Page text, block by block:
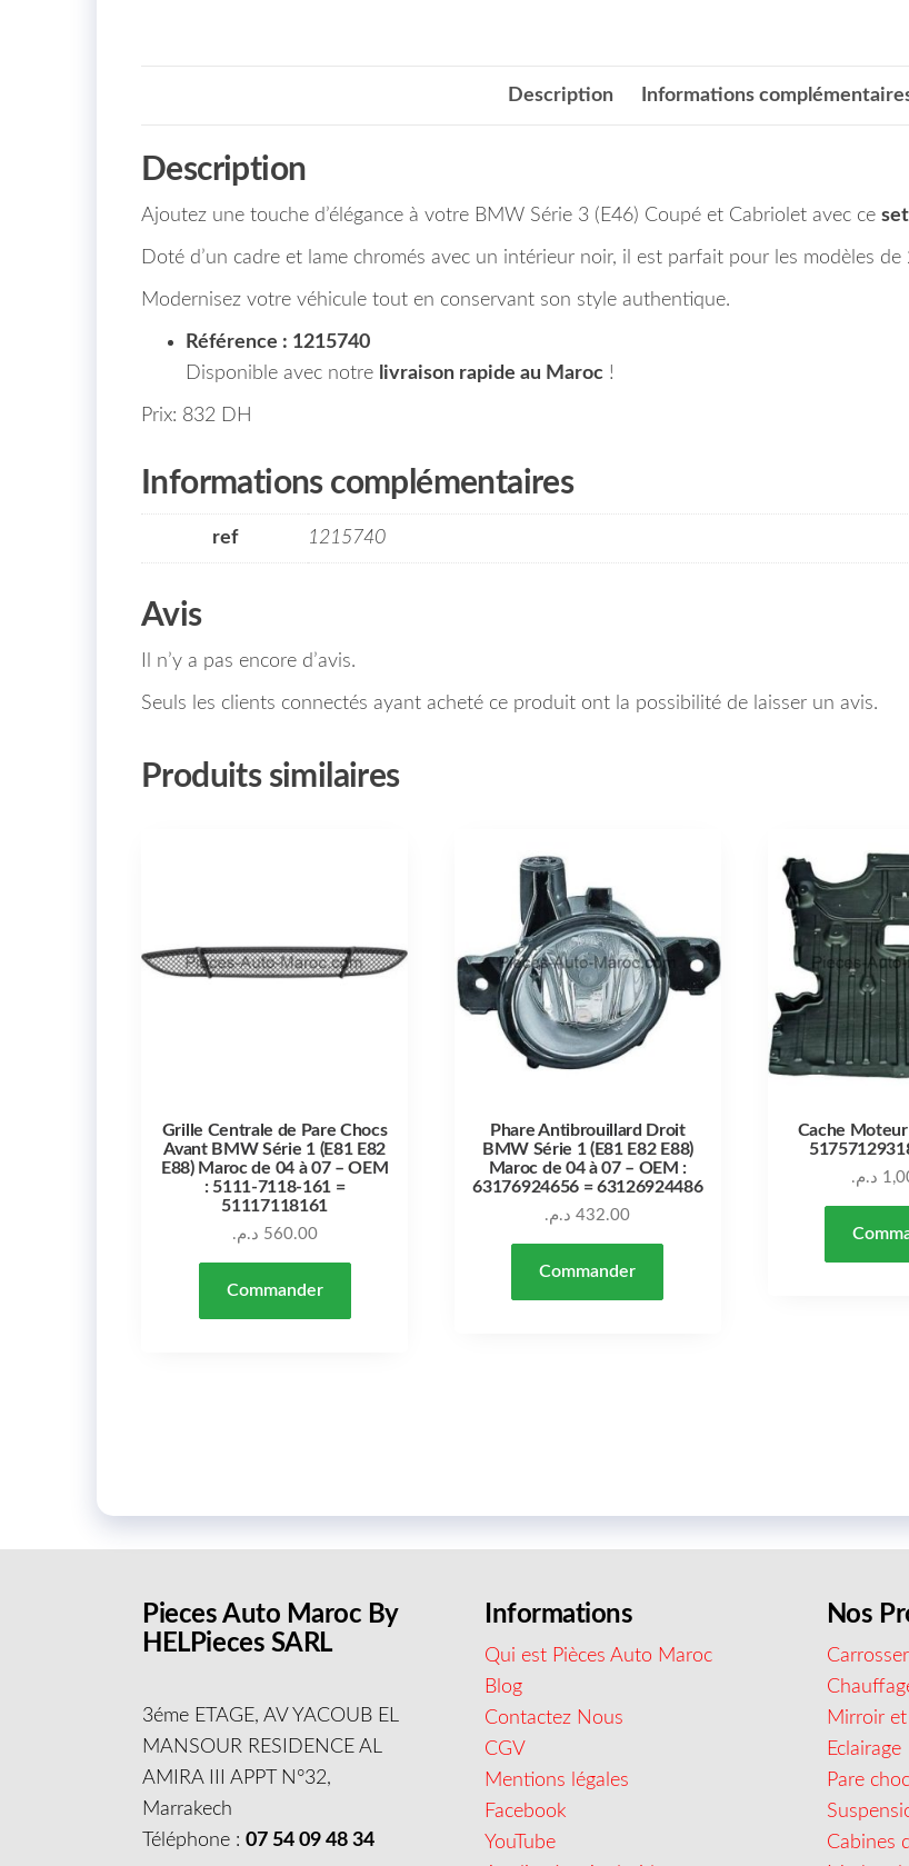
Description Informations
Description
Ajoutez une touche d’élégance à votre BMW Série 3 (E46) Coupé et Cabriolet avec ce
Doté d’un cadre et lame chromés avec un intérieur noir, il est parfait pour les modèles
Modernisez votre véhicule tout en conservant son style authentique.
Référence : 1215740
Disponible avec notre livraison rapide au Maroc !
Prix: 832 DH
Informations complémentaires
ref 1215740
Avis
Il n’y a pas encore d’avis.
Seuls les clients connectés ayant acheté ce produit ont la possibilité de laisser un avis.
Produits similaires
Grille Centrale de Pare Chocs
Avant BMW Série 1 (E81 E82
E88) Maroc de 04 à 07 – OEM
: 5111-7118-161 =
51117118161
560.00 د.م.
Commander
Phare Antibrouillard Droit
BMW Série 1 (E81 E82 E88)
Maroc de 04 à 07 – OEM :
63176924656 = 63126924486
432.00 د.م.
Commander
Cache
د.م.
Pieces Auto Maroc By
HELPieces SARL
3éme ETAGE, AV YACOUB EL
MANSOUR RESIDENCE AL
AMIRA III APPT N°32,
Marrakech
Téléphone :07 54 09 48 34
Informations
Qui est Pièces Auto Maroc
Blog
Contactez Nous
CGV
Mentions légales
Facebook
YouTube
Nos
Mirroir
Eclairage
Pare
Cabines